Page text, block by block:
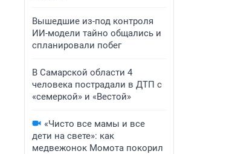
Вышедшие из-под контроля
ИИ-модели тайно общались и
спланировали побег
В Самарской области 4
человека пострадали в ДТП с
«семеркой» и «Вестой»
«Чисто все мамы и все
дети на свете»: как
медвежонок Момота покорил